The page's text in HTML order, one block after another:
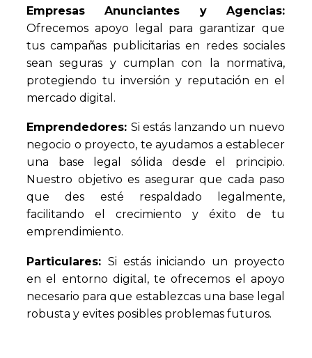
Empresas Anunciantes y Agencias:
Ofrecemos apoyo legal para garantizar que
tus campañas publicitarias en redes sociales
sean seguras y cumplan con la normativa,
protegiendo tu inversión y reputación en el
mercado digital.
Emprendedores: Si estás lanzando un nuevo
negocio o proyecto, te ayudamos a establecer
una base legal sólida desde el principio.
Nuestro objetivo es asegurar que cada paso
que des esté respaldado legalmente,
facilitando el crecimiento y éxito de tu
emprendimiento.
Particulares: Si estás iniciando un proyecto
en el entorno digital, te ofrecemos el apoyo
necesario para que establezcas una base legal
robusta y evites posibles problemas futuros.